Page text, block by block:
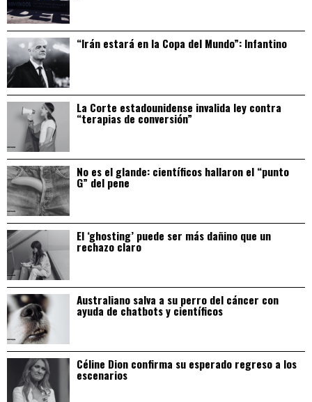
“Irán estará en la Copa del Mundo”: Infantino
La Corte estadounidense invalida ley contra
“terapias de conversión”
No es el glande: científicos hallaron el “punto
G” del pene
El ‘ghosting’ puede ser más dañino que un
rechazo claro
Australiano salva a su perro del cáncer con
ayuda de chatbots y científicos
Céline Dion confirma su esperado regreso a los
escenarios